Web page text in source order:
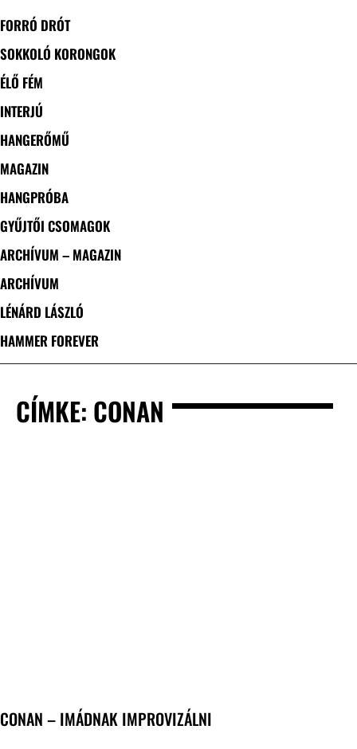
FORRÓ DRÓT
SOKKOLÓ KORONGOK
ÉLŐ FÉM
INTERJÚ
HANGERŐMŰ
MAGAZIN
HANGPRÓBA
GYŰJTŐI CSOMAGOK
ARCHÍVUM – MAGAZIN
ARCHÍVUM
LÉNÁRD LÁSZLÓ
HAMMER FOREVER
CÍMKE: CONAN
CONAN – IMÁDNAK IMPROVIZÁLNI